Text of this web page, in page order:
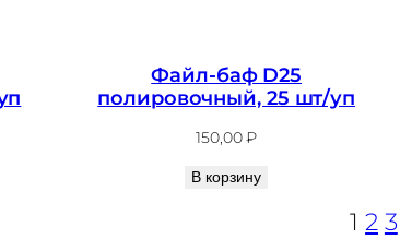
Файл-баф D25
полировочный, 25 шт/уп
150,00₽
В корзину
1 2 3